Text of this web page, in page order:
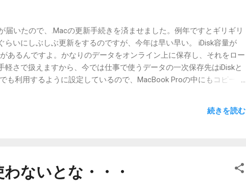
すが） アプリの起動の様子が見れると言っても、ライトメールと
重くはないアプリとは思いますが、X01HTでnPOPsを起動するよりは
Becky!がサクサク動けばいいや。Outlookも今となってはそれほど重い
夫と思う。思い込む。 MS Officeはどうだろう。2000は起動が速くて
うときはメールの添付ファイルを見るときぐらいでしょうから、あま
見ながらそんなことを考えています。はやく予約受付始まらないか
るD4ですが、私の使い方だとツボにはまる可能性が高いんですよ
届いたので、.Macの更新手続きを済ませました。例年ですとギリギリ
らいにしぶしぶ更新をするのですが、今年は早い早い。 iDisk容量が
あるんですよ。かなりのデータをオンライン上に保存し、それをロー
軽さで扱えますから、今では仕事で使うデータの一次保存先はiDiskと
も利用するように設定しているので、MacBook Proの中にもコピーが
が見あたらなくなったりもしますけれどね。 いったんiDiskの同期をや
旧出来ますが、この時にデスクトップに作成される「〜の古いローカ
い目に遭うと自然とトラブル回避策が身につくので、今では安心して
事も経験ですね。そうした経験をせずとも平和に運用出来るほど安定
続きを読む
ないとな・・・